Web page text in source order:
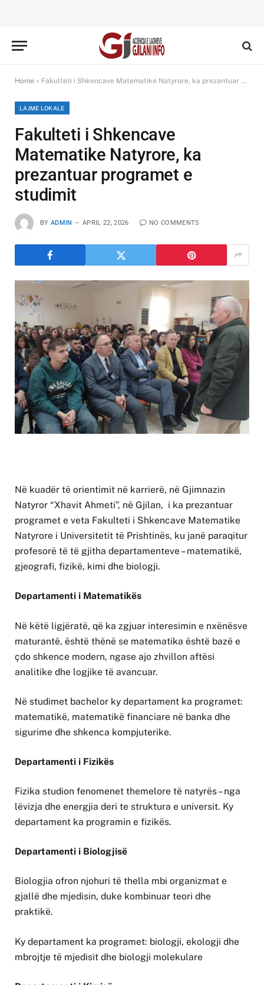
Home » Fakulteti i Shkencave Matematike Natyrore, ka prezantuar programet e studimit
LAJME LOKALE
Fakulteti i Shkencave
Matematike Natyrore, ka
prezantuar programet e
studimit
BY ADMIN APRIL 22, 2026 NO COMMENTS
Në kuadër të orientimit në karrierë, në Gjimnazin
Natyror “Xhavit Ahmeti”, në Gjilan, i ka prezantuar
programet e veta Fakulteti i Shkencave Matematike
Natyrore i Universitetit të Prishtinës, ku janë paraqitur
profesorë të të gjitha departamenteve – matematikë,
gjeografi, fizikë, kimi dhe biologji.
Departamenti i Matematikës
Në këtë ligjëratë, që ka zgjuar interesimin e nxënësve
maturantë, është thënë se matematika është bazë e
çdo shkence modern, ngase ajo zhvillon aftësi
analitike dhe logjike të avancuar.
Në studimet bachelor ky departament ka programet:
matematikë, matematikë financiare në banka dhe
sigurime dhe shkenca kompjuterike.
Departamenti i Fizikës
Fizika studion fenomenet themelore të natyrës – nga
lëvizja dhe energjia deri te struktura e universit. Ky
departament ka programin e fizikës.
Departamenti i Biologjisë
Biologjia ofron njohuri të thella mbi organizmat e
gjallë dhe mjedisin, duke kombinuar teori dhe
praktikë.
Ky departament ka programet: biologji, ekologji dhe
mbrojtje të mjedisit dhe biologji molekulare